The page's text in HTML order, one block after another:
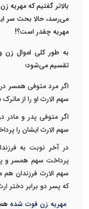
بالاتر گفتیم کهمهریه
می‌رسد، حالا بحث سر
مهریه چقدر است؟!
به طور کلی اموال
تقسیم می‌شود؛
اگر مرد متوفی همسر
سهم الارث او را از
اگر متوفی پدر و
سهم الارث ایشان را
در آخر نوبت به
پرداخت سهم همسر و
سهم الارث فرزندان
که پسر دو برابر دختر
مهریه زن فوت شده